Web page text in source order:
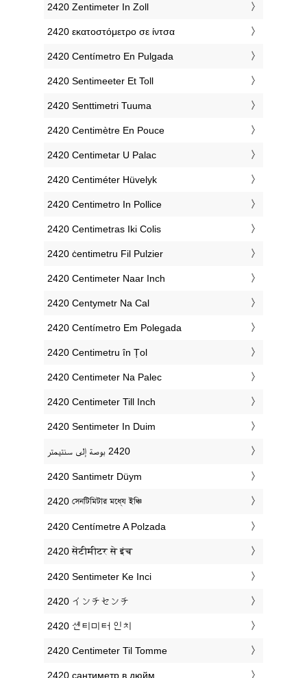
‎2420 Zentimeter In Zoll
‎2420 εκατοστόμετρο σε ίντσα
‎2420 Centímetro En Pulgada
‎2420 Sentimeeter Et Toll
‎2420 Senttimetri Tuuma
‎2420 Centimètre En Pouce
‎2420 Centimetar U Palac
‎2420 Centiméter Hüvelyk
‎2420 Centimetro In Pollice
‎2420 Centimetras Iki Colis
‎2420 ċentimetru Fil Pulzier
‎2420 Centimeter Naar Inch
‎2420 Centymetr Na Cal
‎2420 Centímetro Em Polegada
‎2420 Centimetru în Țol
‎2420 Centimeter Na Palec
‎2420 Centimeter Till Inch
‎2420 Sentimeter In Duim
‎2420 Santimetr Düym
‎2420 সেনটিমিটার মধ্যে ইঞ্চি
‎2420 Centímetre A Polzada
‎2420 सेंटीमीटर से इंच
‎2420 Sentimeter Ke Inci
‎2420 インチセンチ
‎2420 센티미터 인치
‎2420 Centimeter Til Tomme
‎2420 сантиметр в дюйм